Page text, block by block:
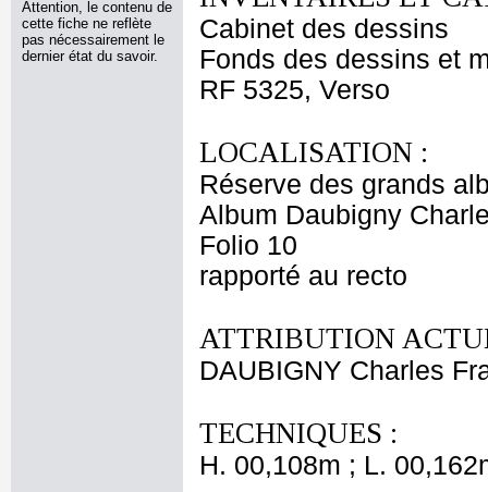
Attention, le contenu de
cette fiche ne reflète
pas nécessairement le
dernier état du savoir.
Cabinet des dessins
Fonds des dessins et
RF 5325, Verso
LOCALISATION :
Réserve des grands
Album Daubigny
Folio 10
rapporté au recto
ATTRIBUTION
DAUBIGNY Charles
TECHNIQUES :
H. 00,108m ; L.